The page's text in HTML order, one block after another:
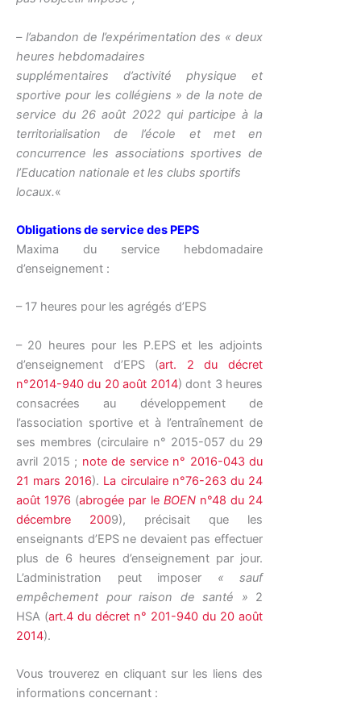
– l’abandon de l’expérimentation des « deux
heures hebdomadaires
supplémentaires d’activité physique et
sportive pour les collégiens » de la note de
service du 26 août 2022 qui participe à la
territorialisation de l’école et met en
concurrence les associations sportives de
l’Education nationale et les clubs sportifs
locaux.«
Obligations de service des PEPS
Maxima du service hebdomadaire
d’enseignement :
– 17 heures pour les agrégés d’EPS
– 20 heures pour les P.EPS et les adjoints
d’enseignement d’EPS (art. 2 du décret
n°2014-940 du 20 août 2014) dont 3 heures
consacrées au développement de
l’association sportive et à l’entraînement de
ses membres (circulaire n° 2015-057 du 29
avril 2015 ; note de service n° 2016-043 du
21 mars 2016). La circulaire n°76-263 du 24
août 1976 (abrogée par le BOEN n°48 du 24
décembre 2009), précisait que les
enseignants d’EPS ne devaient pas effectuer
plus de 6 heures d’enseignement par jour.
L’administration peut imposer « sauf
empêchement pour raison de santé » 2
HSA (art.4 du décret n° 201-940 du 20 août
2014).
Vous trouverez en cliquant sur les liens des
informations concernant :